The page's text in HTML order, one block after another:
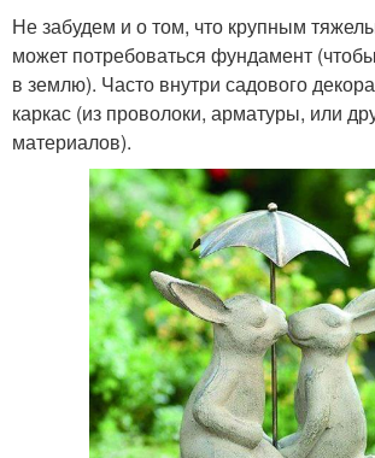
Не забудем и о том, что крупным
может потребоваться фундамент
в землю). Часто внутри садового
каркас (из проволоки, арматуры, или
материалов).